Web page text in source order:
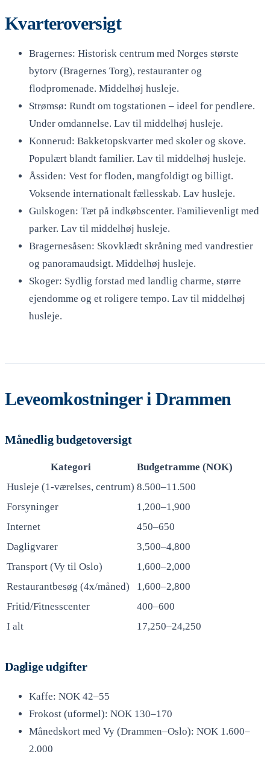
Kvarteroversigt
Bragernes: Historisk centrum med Norges største
bytorv (Bragernes Torg), restauranter og
flodpromenade. Middelhøj husleje.
Strømsø: Rundt om togstationen – ideel for pendlere.
Under omdannelse. Lav til middelhøj husleje.
Konnerud: Bakketopskvarter med skoler og skove.
Populært blandt familier. Lav til middelhøj husleje.
Åssiden: Vest for floden, mangfoldigt og billigt.
Voksende internationalt fællesskab. Lav husleje.
Gulskogen: Tæt på indkøbscenter. Familievenligt med
parker. Lav til middelhøj husleje.
Bragernesåsen: Skovklædt skråning med vandrestier
og panoramaudsigt. Middelhøj husleje.
Skoger: Sydlig forstad med landlig charme, større
ejendomme og et roligere tempo. Lav til middelhøj
husleje.
Leveomkostninger i Drammen
Månedlig budgetoversigt
Kategori
Budgetramme (NOK)
Husleje (1-værelses, centrum) 8.500–11.500
Forsyninger
1,200–1,900
Internet
450–650
Dagligvarer
3,500–4,800
Transport (Vy til Oslo)
1,600–2,000
Restaurantbesøg (4x/måned)
1,600–2,800
Fritid/Fitnesscenter
400–600
I alt
17,250–24,250
Daglige udgifter
Kaffe: NOK 42–55
Frokost (uformel): NOK 130–170
Månedskort med Vy (Drammen–Oslo): NOK 1.600–
2.000